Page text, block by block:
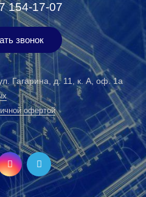
154-17-07
звонок
Гагарина, д. 11, к. А, оф. 1а
офертой